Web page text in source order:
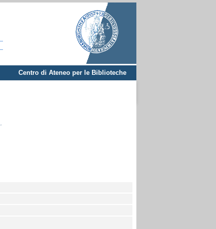
Centro di Ateneo per le Biblioteche